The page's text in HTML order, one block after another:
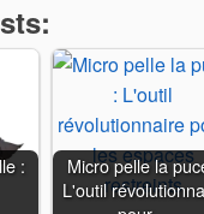
:
Micro pelle la
L'outil